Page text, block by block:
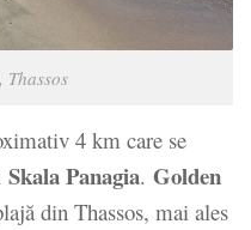
4 km care se
Skala Panagia. Golden
din Thassos, mai ales